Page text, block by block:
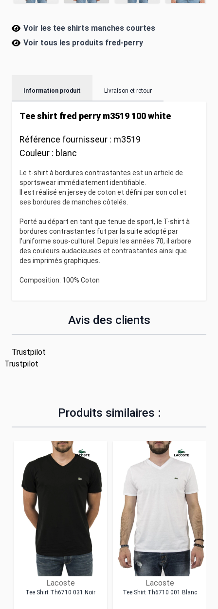
Voir les tee shirts manches courtes
Voir tous les produits fred-perry
Information produit Livraison et retour
Tee shirt fred perry m3519 100 white
Référence fournisseur : m3519
Couleur : blanc
Le t-shirt à bordures contrastantes est un article de
sportswear immédiatement identifiable.
Il est réalisé en jersey de coton et défini par son col et
ses bordures de manches côtelés.
Porté au départ en tant que tenue de sport, le T-shirt à
bordures contrastantes fut par la suite adopté par
l'uniforme sous-culturel. Depuis les années 70, il arbore
des couleurs audacieuses et contrastantes ainsi que
des imprimés graphiques.
Composition: 100% Coton
Avis des clients
Trustpilot
Trustpilot
Produits similaires :
Lacoste
Tee Shirt Th6710 031 Noir
Lacoste
Tee Shirt Th6710 001 Blanc